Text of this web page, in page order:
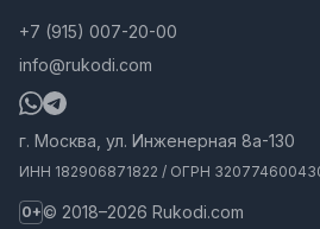
+7 (915) 007-20-00
info@rukodi.com
г. Москва, ул. Инженерная 8а-130
ИНН 182906871822 / ОГРН
0+© 2018–2026 Rukodi.com